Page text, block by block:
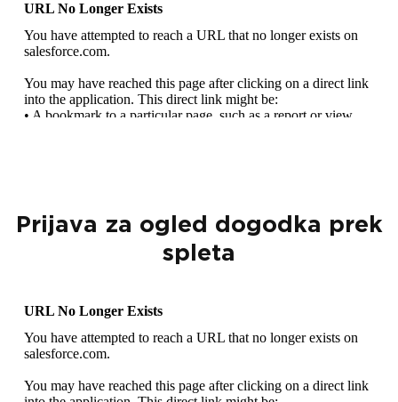
Prijava za ogled dogodka prek
spleta